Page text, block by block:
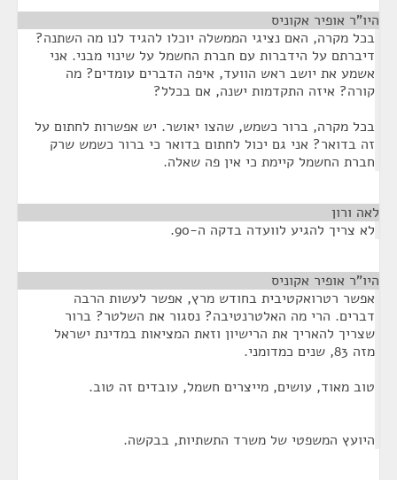
היו”ר אופיר אקוניס
בכל מקרה, האם נציגי הממשלה יוכלו להגיד לנו מה השתנה?
דיברתם על הידברות עם חברת החשמל על שינוי מבני. אני
אשמע את יושב ראש הוועד, איפה הדברים עומדים? מה
קורה? איזה התקדמות ישנה, אם בכלל?
בכל מקרה, ברור כשמש, שהצו יאושר. יש אפשרות לחתום על
זה בדואר? אני גם יכול לחתום בדואר כי ברור כשמש שרק
חברת החשמל קיימת כי אין פה שאלה.
לאה ורון
לא צריך להגיע לוועדה בדקה ה-90.
היו”ר אופיר אקוניס
אפשר רטרואקטיבית בחודש מרץ, אפשר לעשות הרבה
דברים. הרי מה האלטרנטיבה? נסגור את השלטר? ברור
שצריך להאריך את הרישיון וזאת המציאות במדינת ישראל
מזה 83, שנים כמדומני.
טוב מאוד, עושים, מייצרים חשמל, עובדים זה טוב.
היועץ המשפטי של משרד התשתיות, בבקשה.